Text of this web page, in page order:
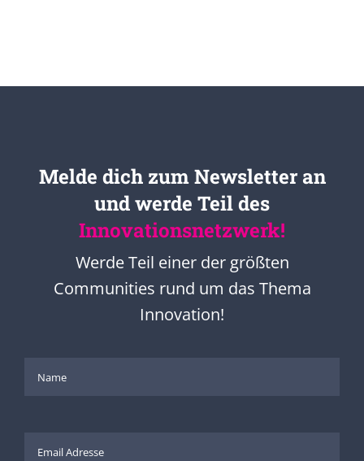
und werde Teil des
Innovationsnetzwerk!
Werde Teil einer der größten
Communities rund um das Thema
Innovation!